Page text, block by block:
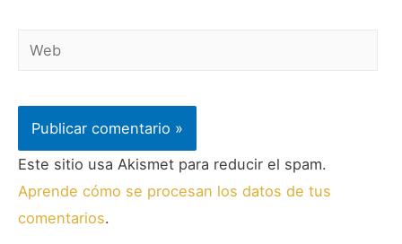
Este sitio usa Akismet para reducir el spam.
Aprende cómo se procesan los datos de tus
comentarios.